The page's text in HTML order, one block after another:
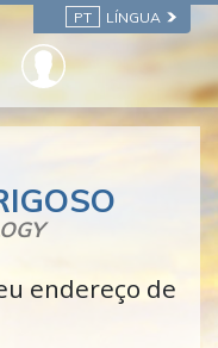
PT LÍNGUA
endereço de